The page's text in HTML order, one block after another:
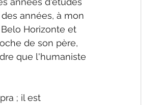
années, à mon
Horizonte et
de son père,
que l'humaniste
; il est